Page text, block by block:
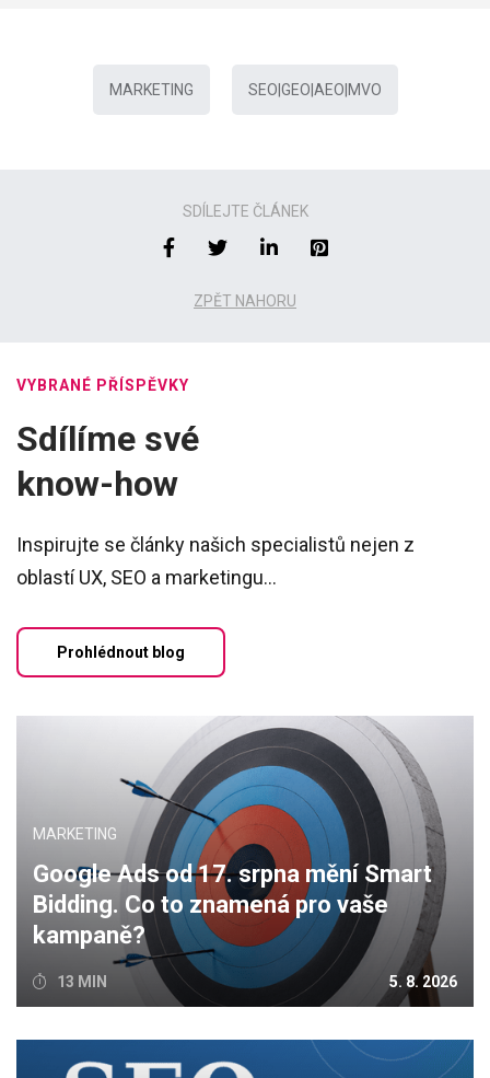
MARKETING SEO|GEO|AEO|MVO
SDÍLEJTE ČLÁNEK
ZPĚT NAHORU
VYBRANÉ PŘÍSPĚVKY
Sdílíme své
know-how
Inspirujte se články našich specialistů nejen z
oblastí UX, SEO a marketingu...
Prohlédnout blog
MARKETING
Google Ads od 17. srpna mění Smart
Bidding. Co to znamená pro vaše
kampaně?
13 MIN 5. 8. 2026